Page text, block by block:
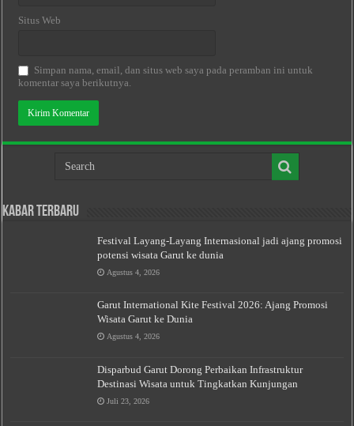
Situs Web
Simpan nama, email, dan situs web saya pada peramban ini untuk
komentar saya berikutnya.
Kabar Terbaru
Festival Layang-Layang Internasional jadi ajang promosi
potensi wisata Garut ke dunia
Agustus 4, 2026
Garut International Kite Festival 2026: Ajang Promosi
Wisata Garut ke Dunia
Agustus 4, 2026
Disparbud Garut Dorong Perbaikan Infrastruktur
Destinasi Wisata untuk Tingkatkan Kunjungan
Juli 23, 2026